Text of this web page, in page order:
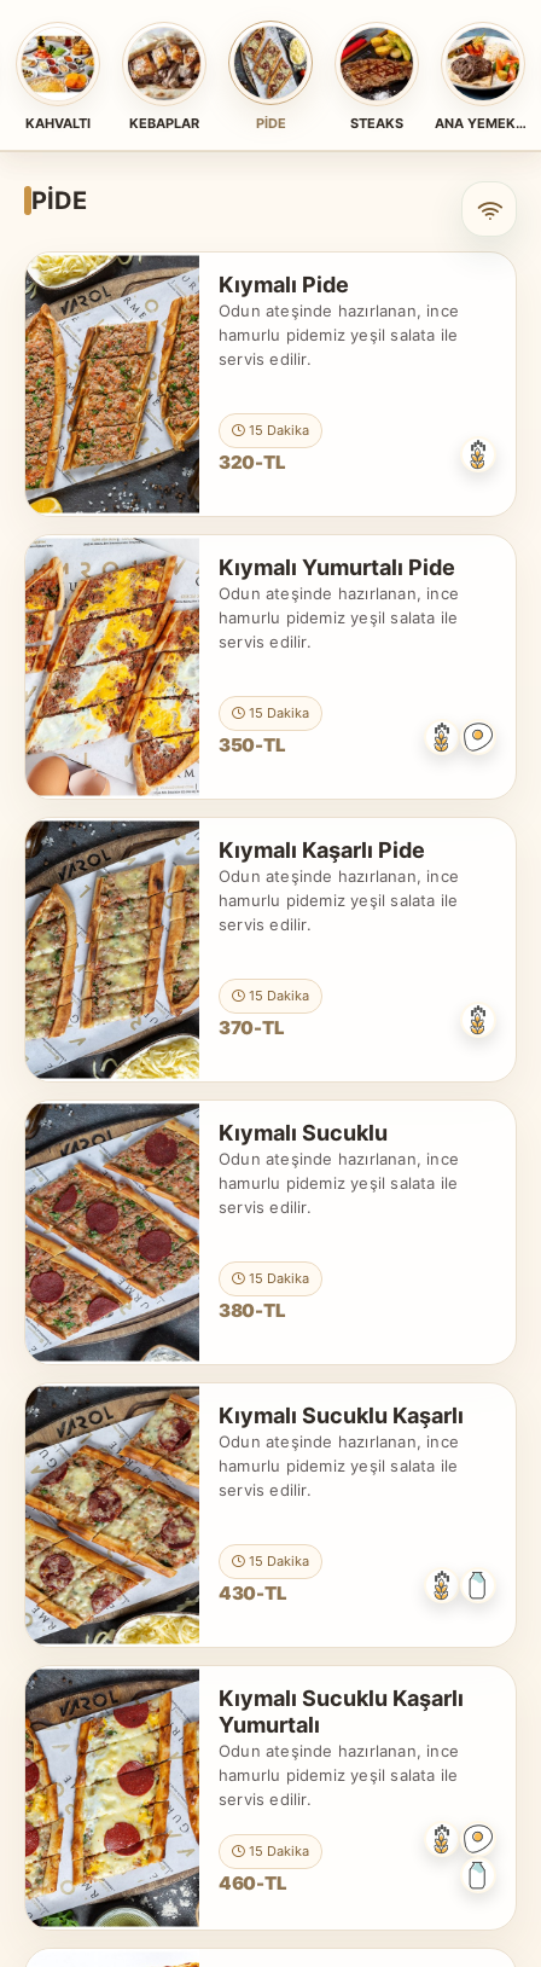
KAHVALTI KEBAPLAR PİDE STEAKS ANA YEMEKLER
PİDE
Kıymalı Pide
Odun ateşinde hazırlanan, ince
hamurlu pidemiz yeşil salata ile
servis edilir.
15 Dakika
320-TL
Kıymalı Yumurtalı Pide
Odun ateşinde hazırlanan, ince
hamurlu pidemiz yeşil salata ile
servis edilir.
15 Dakika
350-TL
Kıymalı Kaşarlı Pide
Odun ateşinde hazırlanan, ince
hamurlu pidemiz yeşil salata ile
servis edilir.
15 Dakika
370-TL
Kıymalı Sucuklu
Odun ateşinde hazırlanan, ince
hamurlu pidemiz yeşil salata ile
servis edilir.
15 Dakika
380-TL
Kıymalı Sucuklu Kaşarlı
Odun ateşinde hazırlanan, ince
hamurlu pidemiz yeşil salata ile
servis edilir.
15 Dakika
430-TL
Kıymalı Sucuklu Kaşarlı
Yumurtalı
Odun ateşinde hazırlanan, ince
hamurlu pidemiz yeşil salata ile
servis edilir.
15 Dakika
460-TL